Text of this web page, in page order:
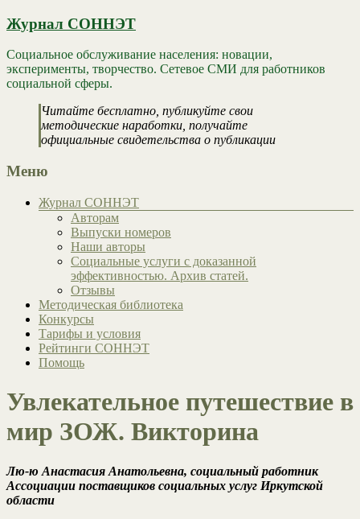
Журнал СОННЭТ
Социальное обслуживание населения: новации,
эксперименты, творчество. Сетевое СМИ для работников
социальной сферы.
Читайте бесплатно, публикуйте свои
методические наработки, получайте
официальные свидетельства о публикации
Меню
Журнал СОННЭТ
Авторам
Выпуски номеров
Наши авторы
Социальные услуги с доказанной
эффективностью. Архив статей.
Отзывы
Методическая библиотека
Конкурсы
Тарифы и условия
Рейтинги СОННЭТ
Помощь
Увлекательное путешествие в
мир ЗОЖ. Викторина
Лю-ю Анастасия Анатольевна, социальный работник
Ассоциации поставщиков социальных услуг Иркутской
области